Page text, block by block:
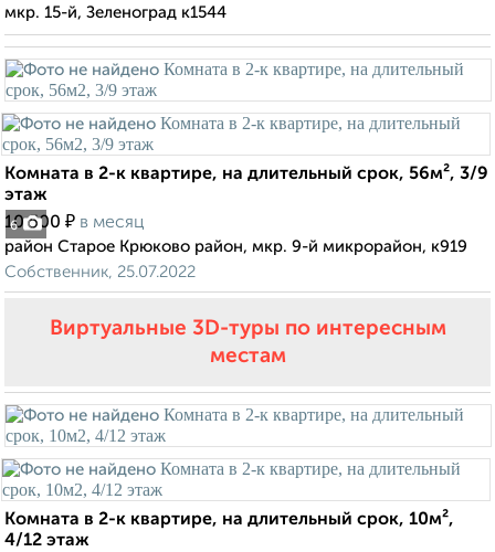
мкр. 15-й, Зеленоград к1544
6
Комната в 2-к квартире, на длительный срок, 56м², 3/9
этаж
10 500 ₽ в месяц
район Старое Крюково район, мкр. 9-й микрорайон, к919
Собственник, 25.07.2022
Виртуальные 3D-туры по интересным
местам
Комната в 2-к квартире, на длительный срок, 10м²,
4/12 этаж